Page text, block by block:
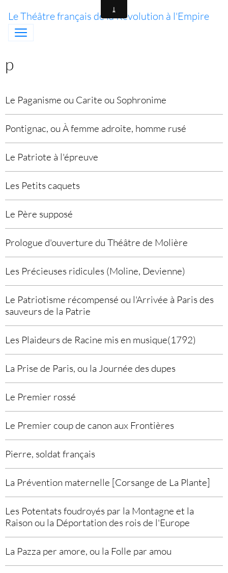
Le Théâtre français de la Révolution à l'Empire
p
Le Paganisme ou Carite ou Sophronime
Pontignac, ou À femme adroite, homme rusé
Le Patriote à l'épreuve
Les Petits caquets
Le Père supposé
Prologue d'ouverture du Théâtre de Molière
Les Précieuses ridicules (Moline, Devienne)
Le Patriotisme récompensé ou l'Arrivée à Paris des
sauveurs de la Patrie
Les Plaideurs de Racine mis en musique(1792)
La Prise de Paris, ou la Journée des dupes
Le Premier rossé
Le Premier coup de canon aux Frontières
Pierre, soldat français
La Prévention maternelle [Corsange de La Plante]
Les Potentats foudroyés par la Montagne et la
Raison ou la Déportation des rois de l'Europe
La Pazza per amore, ou la Folle par amou